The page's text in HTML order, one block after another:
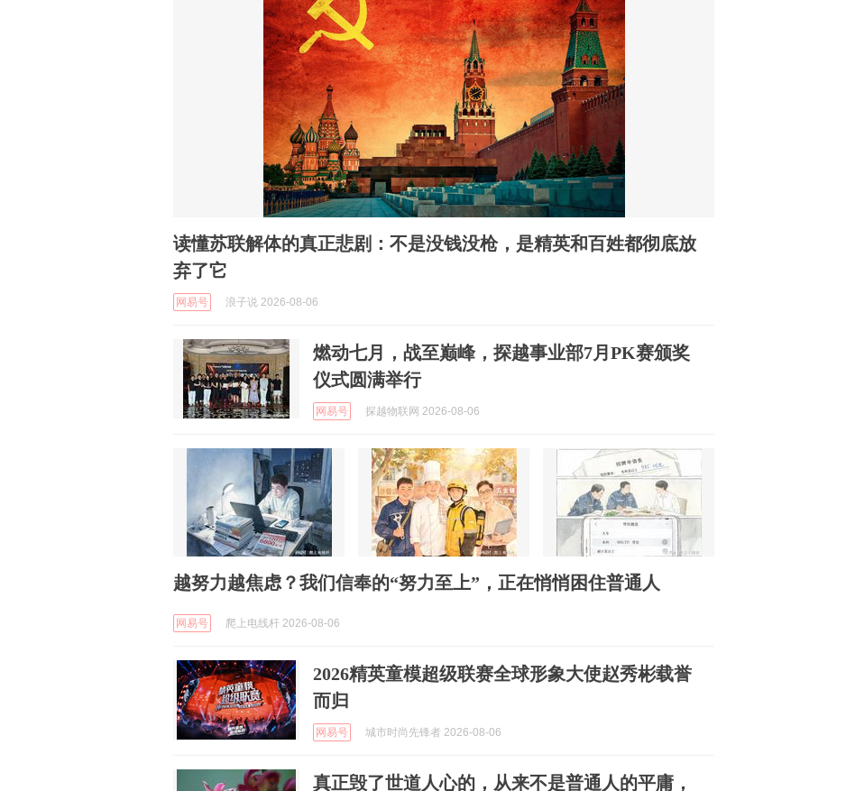
读懂苏联解体的真正悲剧：不是没钱没枪，是精英和百姓都彻底放
弃了它
网易号 浪子说 2026-08-06
燃动七月，战至巅峰，探越事业部7月PK赛颁奖
仪式圆满举行
网易号 探越物联网 2026-08-06
越努力越焦虑？我们信奉的“努力至上”，正在悄悄困住普通人
网易号 爬上电线杆 2026-08-06
2026精英童模超级联赛全球形象大使赵秀彬载誉
而归
网易号 城市时尚先锋者 2026-08-06
真正毁了世道人心的，从来不是普通人的平庸，